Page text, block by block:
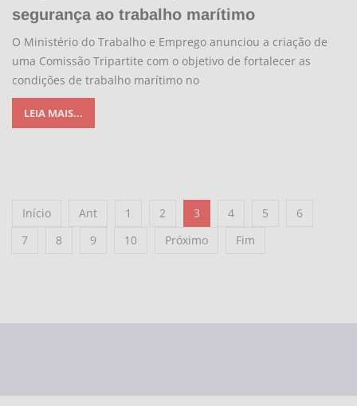
segurança ao trabalho marítimo
O Ministério do Trabalho e Emprego anunciou a criação de
uma Comissão Tripartite com o objetivo de fortalecer as
condições de trabalho marítimo no
LEIA MAIS...
Início Ant 1 2 3 4 5
6
7
8 9 10 Próximo Fim